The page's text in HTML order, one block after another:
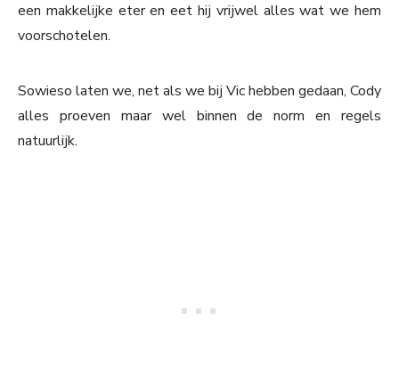
een makkelijke eter en eet hij vrijwel alles wat we hem
voorschotelen.
Sowieso laten we, net als we bij Vic hebben gedaan, Cody
alles proeven maar wel binnen de norm en regels
natuurlijk.